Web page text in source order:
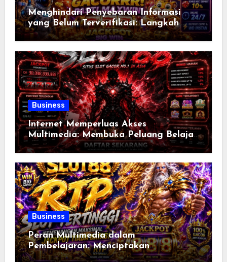
Menghindari Penyebaran Informasi
yang Belum Terverifikasi: Langkah
Bijak Menjadi Pengguna Internet yang
Business
Internet Memperluas Akses
Multimedia: Membuka Peluang Belajar,
Bekerja, dan Berbagi Informasi Tanpa
Batas di Era Digital
Business
Peran Multimedia dalam
Pembelajaran: Menciptakan
Pengalaman Belajar yang Lebih